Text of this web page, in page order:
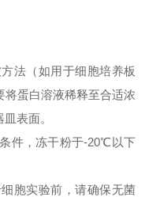
法（如用于细胞培养板
蛋白溶液稀释至合适浓
表面。
件，冻干粉于-20℃以下
胞实验前，请确保无菌